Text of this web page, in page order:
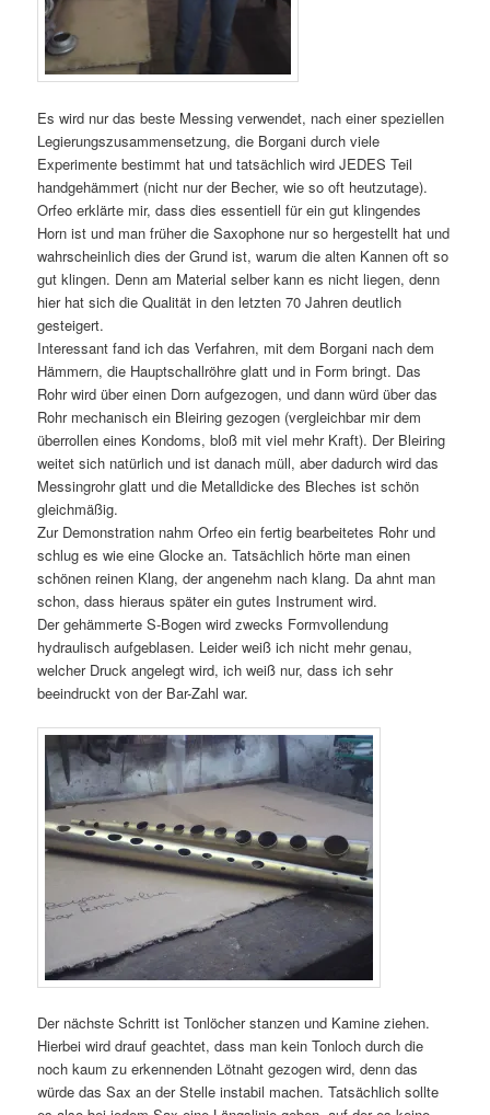
Es wird nur das beste Messing verwendet, nach einer speziellen
Legierungszusammensetzung, die Borgani durch viele
Experimente bestimmt hat und tatsächlich wird JEDES Teil
handgehämmert (nicht nur der Becher, wie so oft heutzutage).
Orfeo erklärte mir, dass dies essentiell für ein gut klingendes
Horn ist und man früher die Saxophone nur so hergestellt hat und
wahrscheinlich dies der Grund ist, warum die alten Kannen oft so
gut klingen. Denn am Material selber kann es nicht liegen, denn
hier hat sich die Qualität in den letzten 70 Jahren deutlich
gesteigert.
Interessant fand ich das Verfahren, mit dem Borgani nach dem
Hämmern, die Hauptschallröhre glatt und in Form bringt. Das
Rohr wird über einen Dorn aufgezogen, und dann würd über das
Rohr mechanisch ein Bleiring gezogen (vergleichbar mir dem
überrollen eines Kondoms, bloß mit viel mehr Kraft). Der Bleiring
weitet sich natürlich und ist danach müll, aber dadurch wird das
Messingrohr glatt und die Metalldicke des Bleches ist schön
gleichmäßig.
Zur Demonstration nahm Orfeo ein fertig bearbeitetes Rohr und
schlug es wie eine Glocke an. Tatsächlich hörte man einen
schönen reinen Klang, der angenehm nach klang. Da ahnt man
schon, dass hieraus später ein gutes Instrument wird.
Der gehämmerte S-Bogen wird zwecks Formvollendung
hydraulisch aufgeblasen. Leider weiß ich nicht mehr genau,
welcher Druck angelegt wird, ich weiß nur, dass ich sehr
beeindruckt von der Bar-Zahl war.
Der nächste Schritt ist Tonlöcher stanzen und Kamine ziehen.
Hierbei wird drauf geachtet, dass man kein Tonloch durch die
noch kaum zu erkennenden Lötnaht gezogen wird, denn das
würde das Sax an der Stelle instabil machen. Tatsächlich sollte